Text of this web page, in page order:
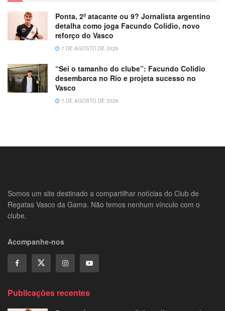
Ponta, 2º atacante ou 9? Jornalista argentino
detalha como joga Facundo Colidio, novo
reforço do Vasco
7 DE AGOSTO DE 2026
“Sei o tamanho do clube”: Facundo Colidio
desembarca no Rio e projeta sucesso no
Vasco
7 DE AGOSTO DE 2026
Somos um site destinado a compartilhar notícias do Club de
Regatas Vasco da Gama. Não temos nenhum vínculo com o
clube.
Acompanhe-nos
Publicações recentes